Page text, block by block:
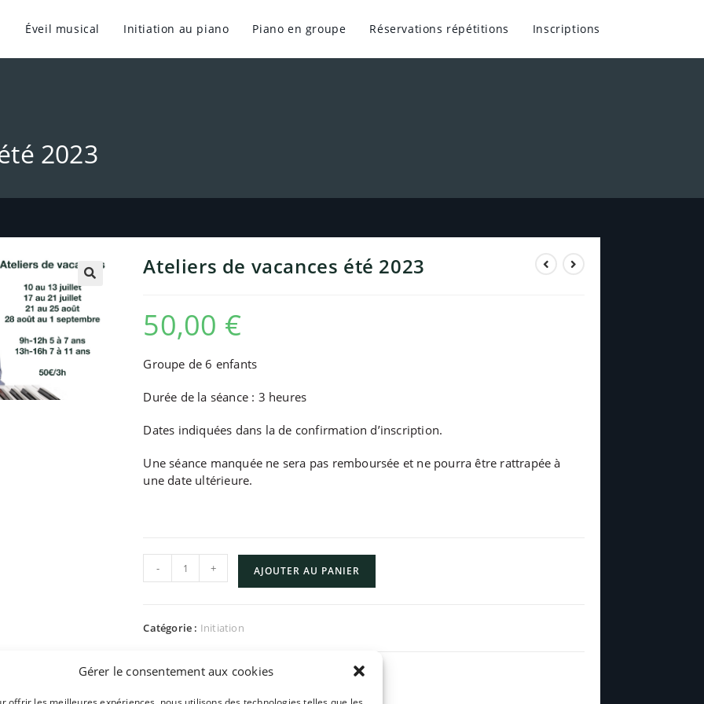
Gérer le consentement aux cookies
Éveil musical Initiation au piano Piano en groupe Réservations répétitions Inscriptions
2023
Ateliers de vacances été 2023
50,00 €
Groupe de 6 enfants
Durée de la séance : 3 heures
Dates indiquées dans la de confirmation d’inscription.
Une séance manquée ne sera pas remboursée et ne pourra être rattrapée à
une date ultérieure.
- + AJOUTER AU PANIER
Catégorie : Initiation